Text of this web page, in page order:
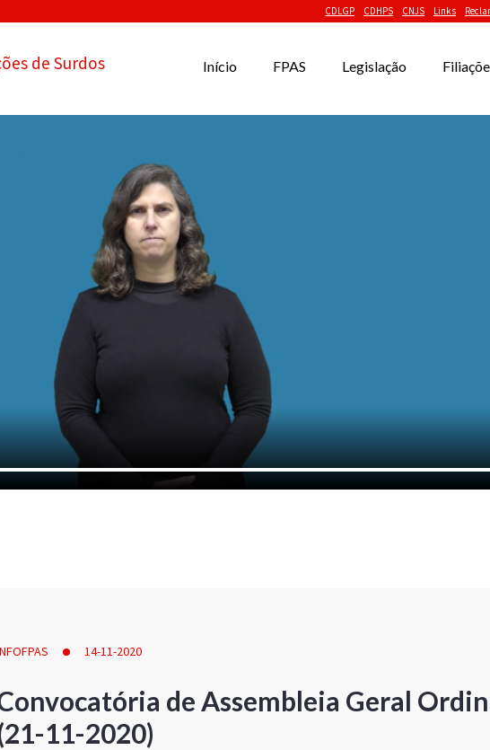
CDLGP CDHPS CNJS Links
de Surdos Início FPAS Legislação
14-11-2020
de Assembleia Geral
11-2020)